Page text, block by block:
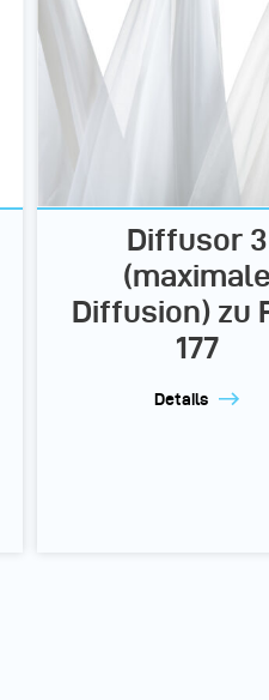
Diffusor 3
(maximale
Diffusion) zu
177
Details